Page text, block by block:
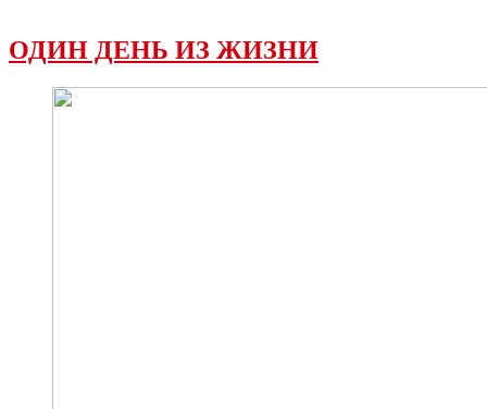
ОДИН ДЕНЬ ИЗ ЖИЗНИ